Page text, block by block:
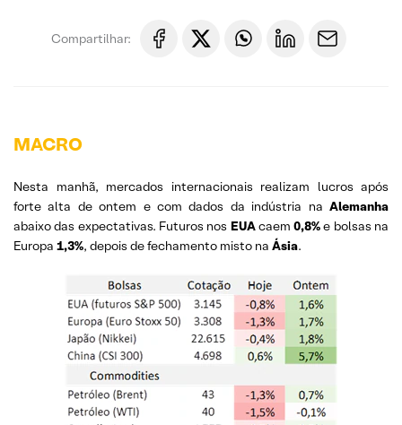
Compartilhar:
MACRO
Nesta manhã, mercados internacionais realizam lucros após
forte alta de ontem e com dados da indústria na Alemanha
abaixo das expectativas. Futuros nos EUAcaem0,8%e bolsas na
Europa 1,3%, depois de fechamento misto na Ásia.